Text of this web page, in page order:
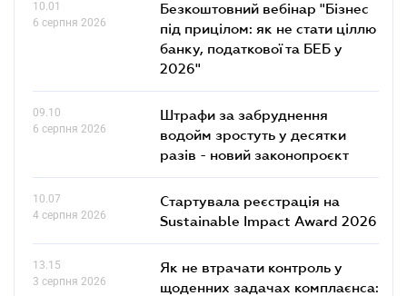
10.01
6 серпня 2026
Безкоштовний вебінар "Бізнес
під прицілом: як не стати ціллю
банку, податкової та БЕБ у
2026"
09.10
6 серпня 2026
Штрафи за забруднення
водойм зростуть у десятки
разів - новий законопроєкт
10.07
4 серпня 2026
Стартувала реєстрація на
Sustainable Impact Award 2026
13.15
3 серпня 2026
Як не втрачати контроль у
щоденних задачах комплаєнса: